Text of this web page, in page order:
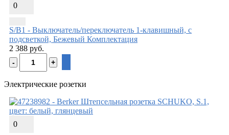
0
S/B1 - Выключатель/переключатель 1-клавишный, с
подсветкой, Бежевый Комплектация
2 388 руб.
Электрические розетки
0